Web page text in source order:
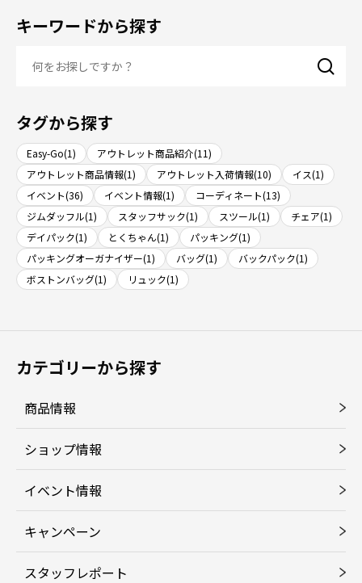
キーワードから探す
タグから探す
Easy-Go(1)
アウトレット商品紹介(11)
アウトレット商品情報(1)
アウトレット入荷情報(10)
イス(1)
イベント(36)
イベント情報(1)
コーディネート(13)
ジムダッフル(1)
スタッフサック(1) スツール(1)
チェア(1)
デイパック(1)
とくちゃん(1)
パッキング(1)
パッキングオーガナイザー(1)
バッグ(1)
バックパック(1)
ボストンバッグ(1)
リュック(1)
カテゴリーから探す
商品情報
ショップ情報
イベント情報
キャンペーン
スタッフレポート